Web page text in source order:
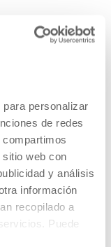
personalizar
de redes
web con
y análisis
información
recopilado a
Puede
afincado en